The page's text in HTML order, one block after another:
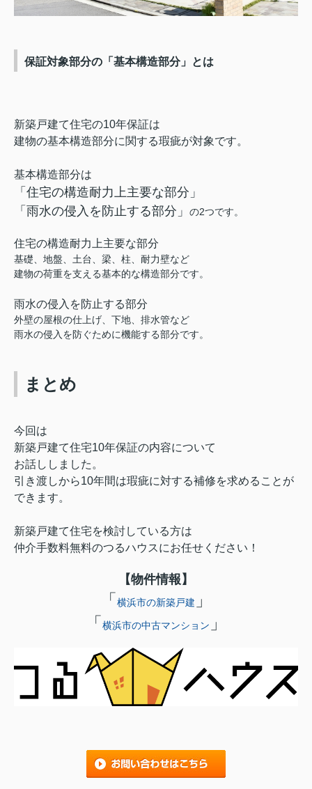
保証対象部分の「基本構造部分」とは
新築戸建て住宅の10年保証は
建物の基本構造部分に関する瑕疵が対象です。
基本構造部分は
「住宅の構造耐力上主要な部分」
「雨水の侵入を防止する部分」
の2つです。
住宅の構造耐力上主要な部分
基礎、地盤、土台、梁、柱、耐力壁など
建物の荷重を支える基本的な構造部分です。
雨水の侵入を防止する部分
外壁の屋根の仕上げ、下地、排水管など
雨水の侵入を防ぐために機能する部分です。
まとめ
今回は
新築戸建て住宅10年保証の内容について
お話ししました。
引き渡しから10年間は瑕疵に対する補修を求めることが
できます。
新築戸建て住宅を検討している方は
仲介手数料無料のつるハウスにお任せください！
【物件情報】
「 横浜市の新築戸建 」
「 横浜市の中古マンション 」